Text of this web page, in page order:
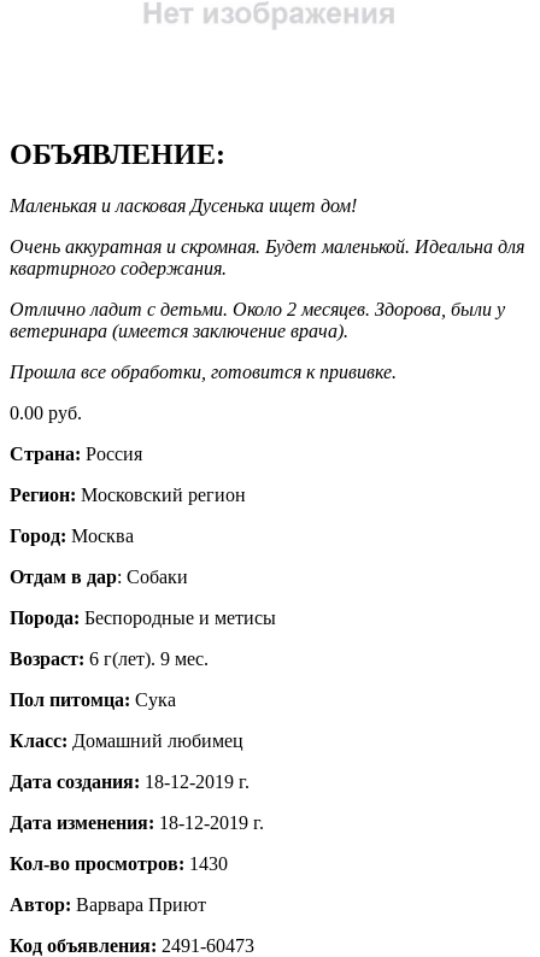
ОБЪЯВЛЕНИЕ:
Маленькая и ласковая Дусенька ищет дом!
Очень аккуратная и скромная. Будет маленькой. Идеальна для
квартирного содержания.
Отлично ладит с детьми. Около 2 месяцев. Здорова, были у
ветеринара (имеется заключение врача).
Прошла все обработки, готовится к прививке.
0.00 руб.
Страна: Россия
Регион: Московский регион
Город: Москва
Отдам в дар: Собаки
Порода: Бeспородные и метисы
Возраст: 6 г(лет). 9 мес.
Пол питомца: Сука
Класс: Домашний любимец
Дата создания: 18-12-2019 г.
Дата изменения: 18-12-2019 г.
Кол-во просмотров: 1430
Автор: Варвара Приют
Код объявления: 2491-60473